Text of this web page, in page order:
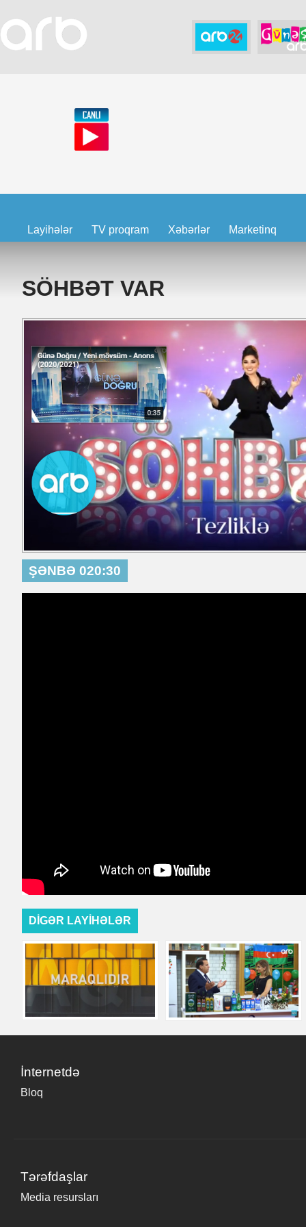
Layihələr TV proqram Xəbərlər Marketinq
SÖHBƏT VAR
ŞƏNBƏ 020:30
DİGƏR LAYİHƏLƏR
İnternetdə
Bloq
Tərəfdaşlar
Media resursları